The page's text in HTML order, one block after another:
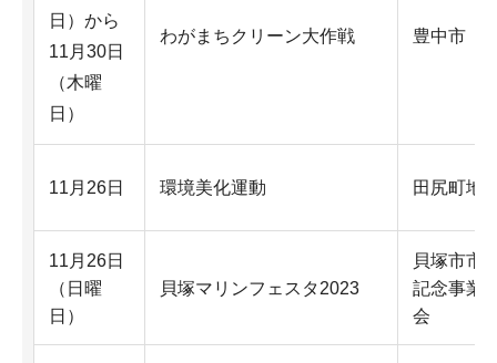
日）から
11月30日
（木曜
日）
わがまちクリーン大作戦 豊中市
11月26日 環境美化運動 田尻町地
11月26日
（日曜
日）
貝塚マリンフェスタ2023
貝塚市市
記念事業
会